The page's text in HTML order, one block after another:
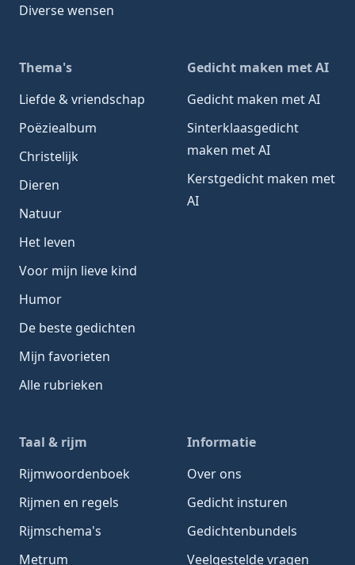
Diverse wensen
Thema's
Liefde & vriendschap
Poëziealbum
Christelijk
Dieren
Natuur
Het leven
Voor mijn lieve kind
Humor
De beste gedichten
Mijn favorieten
Alle rubrieken
Gedicht maken met AI
Gedicht maken met AI
Sinterklaasgedicht
maken met AI
Kerstgedicht maken met
AI
Taal & rijm
Rijmwoordenboek
Rijmen en regels
Rijmschema's
Metrum
Informatie
Over ons
Gedicht insturen
Gedichtenbundels
Veelgestelde vragen